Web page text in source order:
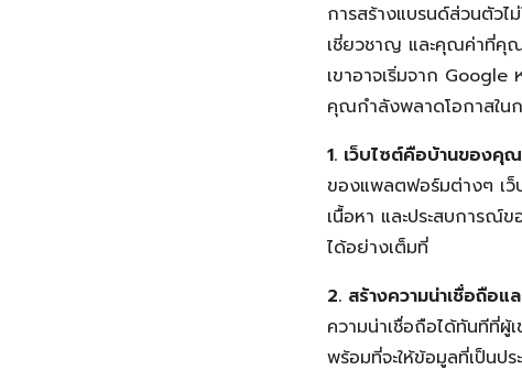
การสร้างแบรนด์ส่วนตัว
เชี่ยวชาญ และคุณค่าที่คุ
เขาอาจเริ่มจาก
คุณกำลังพลาดโอกาสใน
1. เว็บไซต์คือบ้านของคุ
ของแพลตฟอร์มต่างๆ เ
เนื้อหา และประสบการณ์
ได้อย่างเต็มที่
2. สร้างความน่าเชื่อถือแ
ความน่าเชื่อถือได้ทันทีที่
พร้อมที่จะให้ข้อมูลที่เป็นป